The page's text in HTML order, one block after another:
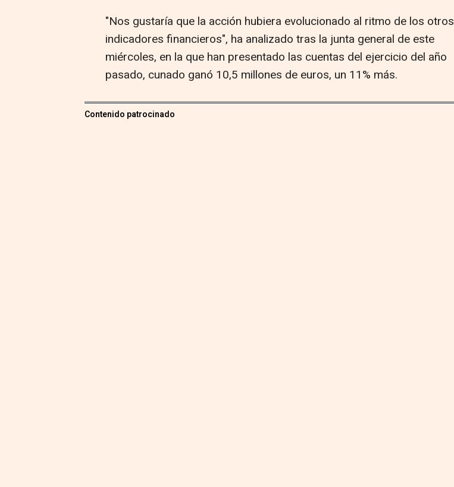
"Nos gustaría que la acción hubiera evolucionado al ritmo de los otros
indicadores financieros", ha analizado tras la junta general de este
miércoles, en la que han presentado las cuentas del ejercicio del año
pasado, cunado ganó 10,5 millones de euros, un 11% más.
Contenido patrocinado